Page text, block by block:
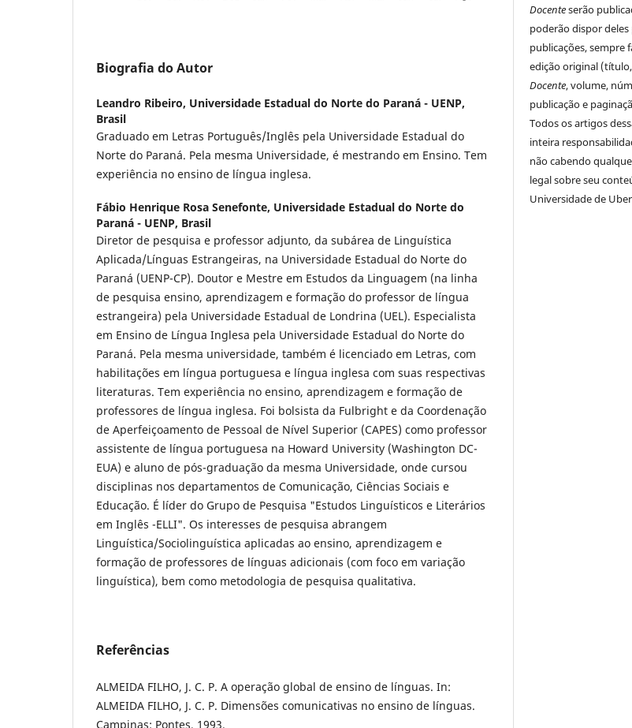
Biografia do Autor
Leandro Ribeiro, Universidade Estadual do Norte do Paraná - UENP,
Brasil
Graduado em Letras Português/Inglês pela Universidade Estadual do
Norte do Paraná. Pela mesma Universidade, é mestrando em Ensino. Tem
experiência no ensino de língua inglesa.
Fábio Henrique Rosa Senefonte, Universidade Estadual do Norte do
Paraná - UENP, Brasil
Diretor de pesquisa e professor adjunto, da subárea de Linguística
Aplicada/Línguas Estrangeiras, na Universidade Estadual do Norte do
Paraná (UENP-CP). Doutor e Mestre em Estudos da Linguagem (na linha
de pesquisa ensino, aprendizagem e formação do professor de língua
estrangeira) pela Universidade Estadual de Londrina (UEL). Especialista
em Ensino de Língua Inglesa pela Universidade Estadual do Norte do
Paraná. Pela mesma universidade, também é licenciado em Letras, com
habilitações em língua portuguesa e língua inglesa com suas respectivas
literaturas. Tem experiência no ensino, aprendizagem e formação de
professores de língua inglesa. Foi bolsista da Fulbright e da Coordenação
de Aperfeiçoamento de Pessoal de Nível Superior (CAPES) como professor
assistente de língua portuguesa na Howard University (Washington DC-
EUA) e aluno de pós-graduação da mesma Universidade, onde cursou
disciplinas nos departamentos de Comunicação, Ciências Sociais e
Educação. É líder do Grupo de Pesquisa "Estudos Linguísticos e Literários
em Inglês -ELLI". Os interesses de pesquisa abrangem
Linguística/Sociolinguística aplicadas ao ensino, aprendizagem e
formação de professores de línguas adicionais (com foco em variação
linguística), bem como metodologia de pesquisa qualitativa.
Referências
ALMEIDA FILHO, J. C. P. A operação global de ensino de línguas. In:
ALMEIDA FILHO, J. C. P. Dimensões comunicativas no ensino de línguas.
Campinas: Pontes, 1993.
Docenteserão
poderão dispor
publicações, sempre
edição original
Docente, volume,
publicação e
Todos os artigos
inteira
não cabendo
legal sobre seu
Universidade de